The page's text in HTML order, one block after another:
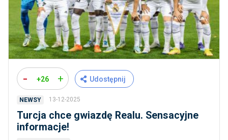
- +26 + Udostępnij
NEWSY 13-12-2025
Turcja chce gwiazdę Realu. Sensacyjne
informacje!